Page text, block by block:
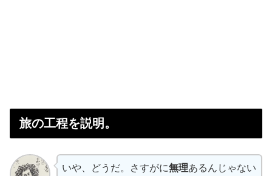
旅の工程を説明。
いや、どうだ。さすがに無理あるんじゃない